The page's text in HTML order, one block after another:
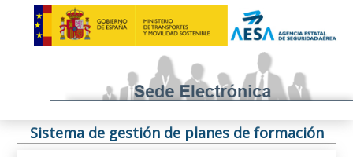
Sistema de gestión de planes de formación